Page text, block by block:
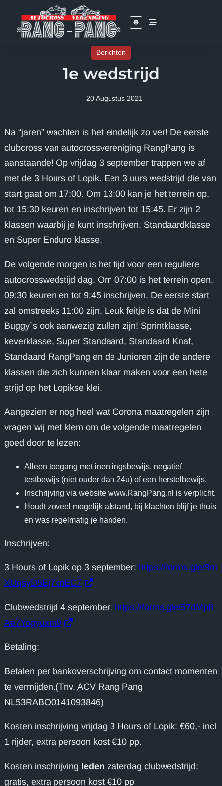
content
Berichten
1e wedstrijd
20 Augustus 2021
Na “jaren” wachten is het eindelijk zo ver! De eerste
clubcross van autocrossvereniging RangPang is
aanstaande! Op vrijdag 3 september trappen we af
met de 3 Hours of Lopik. Een 3 uurs wedstrijd die van
start gaat om 17:00. Om 13:00 kan je het terrein op,
tot 15:30 keuren en inschrijven tot 15:45. Er zijn 2
klassen waarbij je kunt inschrijven. Standaardklasse
en Super Enduro klasse.
De volgende morgen is het tijd voor een reguliere
autocrosswedstijd dag. Om 07:00 is het terrein open,
09:30 keuren en tot 9:45 inschrijven. De eerste start
zal omstreeks 11:00 zijn. Leuk feitje is dat de Mini
Buggy`s ook aanwezig zullen zijn! Sprintklasse,
keverklasse, Super Standaard, Standaard Knaf,
Standaard RangPang en de Junioren zijn de andere
klassen die zich kunnen klaar maken voor een hete
strijd op het Lopikse klei.
Aangezien er nog heel wat Corona maatregelen zijn
vragen wij met klem om de volgende maatregelen
goed door te lezen:
Alleen toegang met inentingsbewijs, negatief
testbewijs (niet ouder dan 24u) of een herstelbewijs.
Inschrijving via website www.RangPang.nl is verplicht.
Houdt zoveel mogelijk afstand, bij klachten blijf je thuis
en was regelmatig je handen.
Inschrijven:
3 Hours of Lopik op 3 september: https://forms.gle/9m
XUqsyD5Ej7knEC7
Clubwedstrijd 4 september: https://forms.gle/57dMp8
Ae7Yogyuxm9
Betaling:
Betalen per bankoverschrijving om contact momenten
te vermijden.(Tnv. ACV Rang Pang
NL53RABO0141093846)
Kosten inschrijving vrijdag 3 Hours of Lopik: €60,- incl
1 rijder, extra persoon kost €10 pp.
Kosten inschrijving leden zaterdag clubwedstrijd:
gratis, extra persoon kost €10 pp